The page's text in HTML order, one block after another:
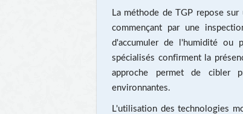
La méthode de TGP repose
commençant par une
d'accumuler de l'humidité ou
spécialisés confirment la
approche permet de cibler
environnantes.
L'utilisation des technologies